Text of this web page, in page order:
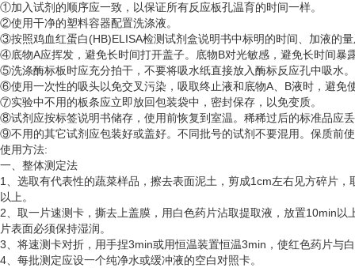
①加入试剂的顺序应一致，以保证所有反应板孔温育的时间一样。
②使用干净的塑料容器配置洗涤液。
③按照鸡血红蛋白(HB)ELISA检测试剂盒说明书中标明的时间、加液的
④底物A应挥发，避免长时间打开盖子。底物B对光敏感，避免长时间暴
⑤洗涤酶标板时应充分拍干，不要将吸水纸直接放入酶标反应孔中吸水。
⑥使用一次性的吸头以免交叉污染，吸取终止液和底物A、B液时，避免
⑦实验中不用的板条应立即放回包装袋中，密封保存，以免变质。
⑧试剂应按标签说明书储存，使用前恢复到室温。稀稀过后的标准品应
⑨不用的其它试剂应包装好或盖好。不同批号的试剂不要混用。保质前
使用方法:
一、整体测定法
1、选取有代表性的蔬菜样品，擦去表面泥土，剪成1cm左右见方碎片
以上。
2、取一片速测卡，撕去上盖膜，用白色药片沾取提取液，放置10min
片表面必须保持湿润。
3、将速测卡对折，用手捏3min或用恒温装置恒温3min，使红色药片与
4、每批测定应设一个纯净水或缓冲液的空白对照卡。